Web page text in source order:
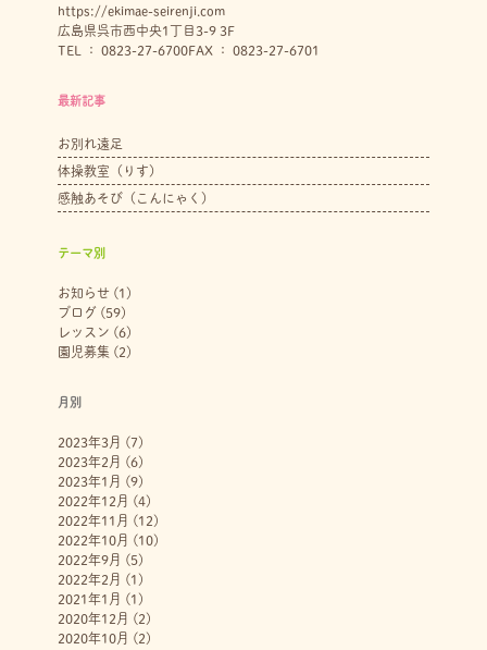
https://ekimae-seirenji.com
広島県呉市西中央1丁目3-9 3F
TEL ： 0823-27-6700FAX ： 0823-27-6701
最新記事
お別れ遠足
体操教室（りす）
感触あそび（こんにゃく）
テーマ別
お知らせ(1)
ブログ (59)
レッスン (6)
園児募集 (2)
月別
2023年3月 (7)
2023年2月 (6)
2023年1月 (9)
2022年12月 (4)
2022年11月 (12)
2022年10月 (10)
2022年9月 (5)
2022年2月 (1)
2021年1月 (1)
2020年12月 (2)
2020年10月 (2)